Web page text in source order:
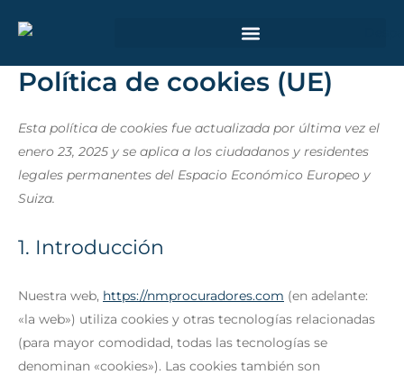
Política de cookies (UE)
Esta política de cookies fue actualizada por última vez el
enero 23, 2025 y se aplica a los ciudadanos y residentes
legales permanentes del Espacio Económico Europeo y
Suiza.
1. Introducción
Nuestra web, https://nmprocuradores.com (en adelante:
«la web») utiliza cookies y otras tecnologías relacionadas
(para mayor comodidad, todas las tecnologías se
denominan «cookies»). Las cookies también son
elementor
wordpress
varios